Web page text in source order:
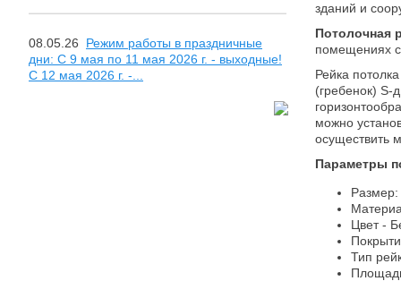
08.05.26
Режим работы в праздничные
дни: С 9 мая по 11 мая 2026 г. - выходные!
С 12 мая 2026 г. -...
зданий и
Потолочная
помещениях
Рейка
(гребенок) S-
можно
осуществить
Параметры
Цвет -
Тип